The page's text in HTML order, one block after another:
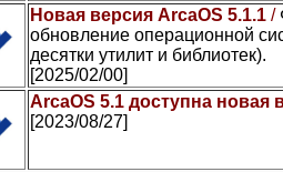
Новая версия ArcaOS 5.1.1 /
обновление операционной
десятки утилит и библиотек).
[2025/02/00]
ArcaOS 5.1 доступна новая
[2023/08/27]